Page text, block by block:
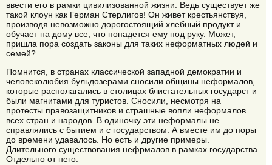
ввести его в рамки цивилизованной жизни. Ведь существует же
такой клоун как Герман Стерлигов! Он живет крестьянствуя,
производя невозможно дорогостоящий хлебный продукт и
обучает на дому все, что попадется ему под руку. Может,
пришла пора создать законы для таких неформатных людей и
семей?
Помнится, в странах классической западной демократии и
человеколюбия бульдозерами сносили общины неформалов,
которые располагались в столицах блистательных государст и
были магнитами для туристов. Сносили, несмотря на
протесты правозащитников и страшные вопли неформалов
всех стран и народов. В одиночку эти неформалы не
справлялись с бытием и с государством. А вместе им до поры
до времени удавалось. Но есть и другие примеры.
Длительного существования нефрмалов в рамках государства.
Отдельно от него.